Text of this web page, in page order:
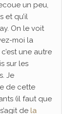
un peu,
et qu’il
On le voit
moi la
une autre
sur les
Je
de cette
(il faut que
de la